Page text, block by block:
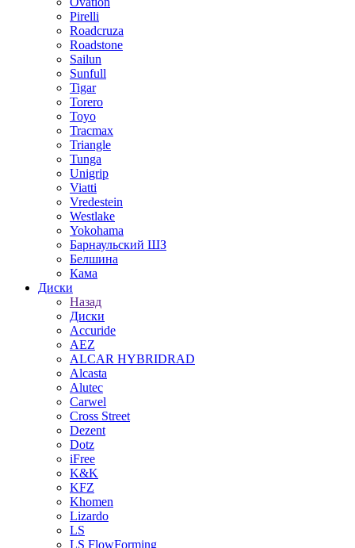
Pirelli
Roadcruza
Roadstone
Sailun
Sunfull
Tigar
Torero
Toyo
Tracmax
Triangle
Tunga
Unigrip
Viatti
Vredestein
Westlake
Yokohama
Барнаульский ШЗ
Белшина
Кама
Диски
Назад
Диски
Accuride
AEZ
ALCAR HYBRIDRAD
Alcasta
Alutec
Carwel
Cross Street
Dezent
Dotz
iFree
K&K
KFZ
Khomen
Lizardo
LS
LS FlowForming